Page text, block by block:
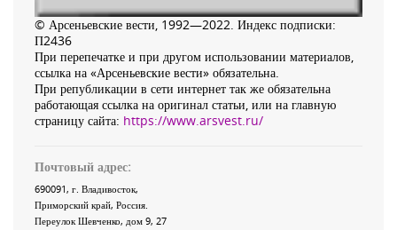
© Арсеньевские вести, 1992—2022. Индекс подписки:
П2436
При перепечатке и при другом использовании материалов,
ссылка на «Арсеньевские вести» обязательна.
При републикации в сети интернет так же обязательна
работающая ссылка на оригинал статьи, или на главную
страницу сайта: https://www.arsvest.ru/
Почтовый адрес:
690091, г. Владивосток,
Приморский край, Россия
Переулок Шевченко, дом 9, 27